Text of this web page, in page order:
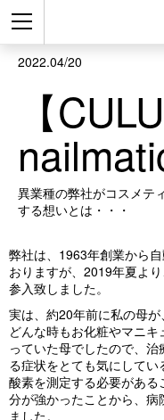
2022.04/20
【
異業種の弊社がコスメテ
する想いとは・・・
弊社は、1963年創業から
おりますが、2019年夏よ
参入致しました。
実は、約20年前に私の母
どんな時もお化粧やマニ
っていた母でしたので、
る症状をとても気にして
酸素を測定する必要があ
分が強かったことから、
ました。